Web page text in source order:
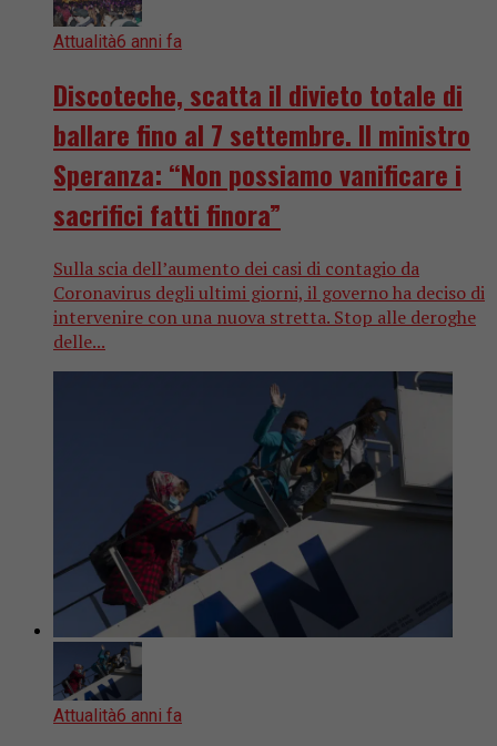
Attualità6 anni fa
Discoteche, scatta il divieto totale di
ballare fino al 7 settembre. Il ministro
Speranza: “Non possiamo vanificare i
sacrifici fatti finora”
Sulla scia dell’aumento dei casi di contagio da
Coronavirus degli ultimi giorni, il governo ha deciso di
intervenire con una nuova stretta. Stop alle deroghe
delle...
Attualità6 anni fa